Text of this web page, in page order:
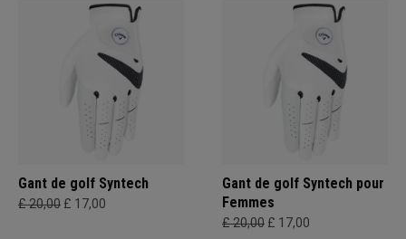
Gant de golf Syntech
£ 20,00 £ 17,00
Gant de golf Syntech pour
Femmes
£ 20,00 £ 17,00